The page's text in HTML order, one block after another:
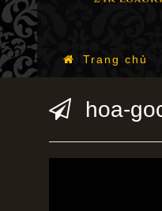
Trang chủ
hoa-